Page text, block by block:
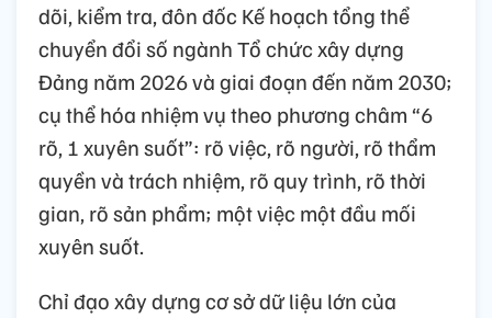
dõi, kiểm tra, đôn đốc Kế hoạch tổng thể
chuyển đổi số ngành Tổ chức xây dựng
Đảng năm 2026 và giai đoạn đến năm 2030;
cụ thể hóa nhiệm vụ theo phương châm “6
rõ, 1 xuyên suốt”: rõ việc, rõ người, rõ thẩm
quyền và trách nhiệm, rõ quy trình, rõ thời
gian, rõ sản phẩm; một việc một đầu mối
xuyên suốt.
Chỉ đạo xây dựng cơ sở dữ liệu lớn của